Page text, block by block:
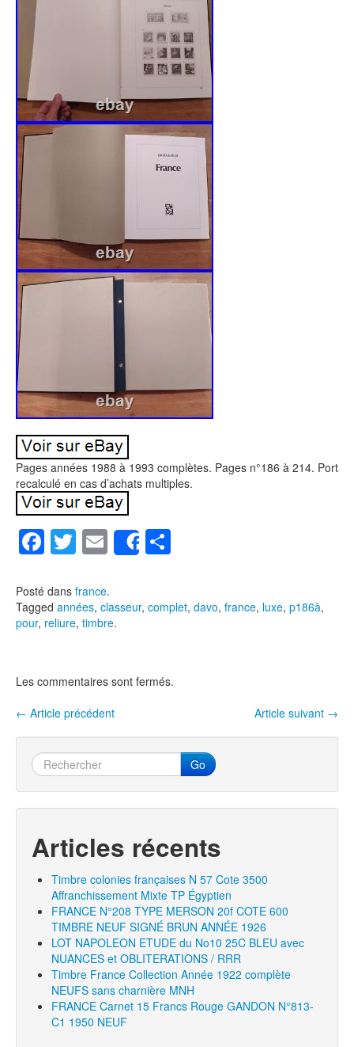
Pages années 1988 à 1993 complètes. Pages n°186 à 214. Port
recalculé en cas d’achats multiples.
F
c
e
o
k
T
tt
er
E
m
ail
Share
ta
g
Posté dans france.
Tagged années, classeur, complet, davo, france, luxe, p186à,
pour, reliure, timbre.
Les commentaires sont fermés.
Navigation entre les articles
Article suivant →
← Article précédent
Go
Articles récents
Timbre colonies françaises N 57 Cote 3500
Affranchissement Mixte TP Égyptien
FRANCE N°208 TYPE MERSON 20f COTE 600
TIMBRE NEUF SIGNÉ BRUN ANNÉE 1926
LOT NAPOLEON ETUDE du No10 25C BLEU avec
NUANCES et OBLITERATIONS / RRR
Timbre France Collection Année 1922 complète
NEUFS sans charnière MNH
FRANCE Carnet 15 Francs Rouge GANDON N°813-
C1 1950 NEUF